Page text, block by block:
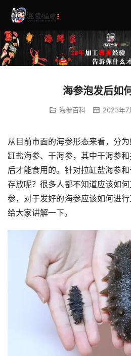
海参泡发后如
海参百科 2023年7
从目前市面的海参形态来看，分
缸盐海参、干海参，其中干海参
后才能食用的。针对拉缸盐海参
存放呢？很多人都不知道应该如
参，对于发好的海参应该如何进
给大家讲解一下。